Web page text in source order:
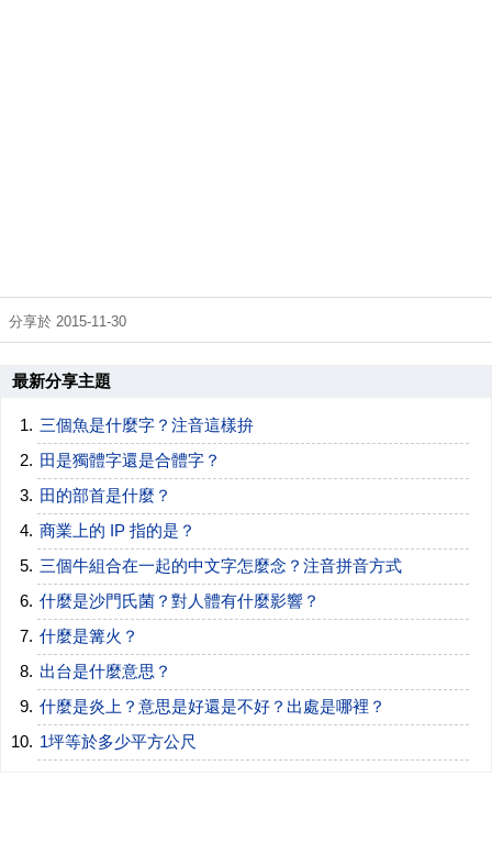
分享於 2015-11-30
最新分享主題
三個魚是什麼字？注音這樣拚
田是獨體字還是合體字？
田的部首是什麼？
商業上的 IP 指的是？
三個牛組合在一起的中文字怎麼念？注音拼音方式
什麼是沙門氏菌？對人體有什麼影響？
什麼是篝火？
出台是什麼意思？
什麼是炎上？意思是好還是不好？出處是哪裡？
1坪等於多少平方公尺